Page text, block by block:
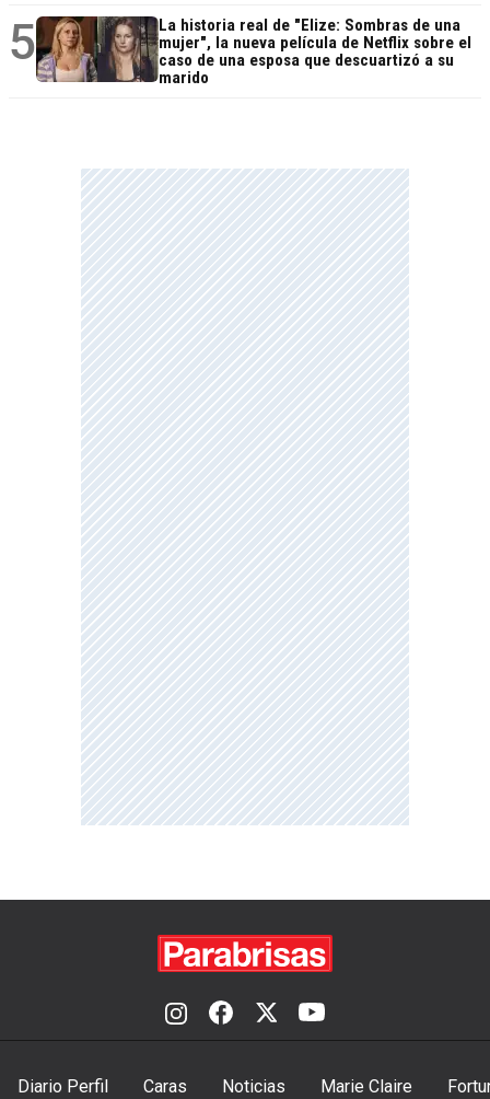
5
La historia real de "Elize: Sombras de una
mujer", la nueva película de Netflix sobre el
caso de una esposa que descuartizó a su
marido
Diario Perfil Caras Noticias Marie Claire